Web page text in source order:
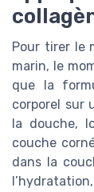
Pour tirer le
marin, le
que la
corporel sur
la douche,
couche
dans la